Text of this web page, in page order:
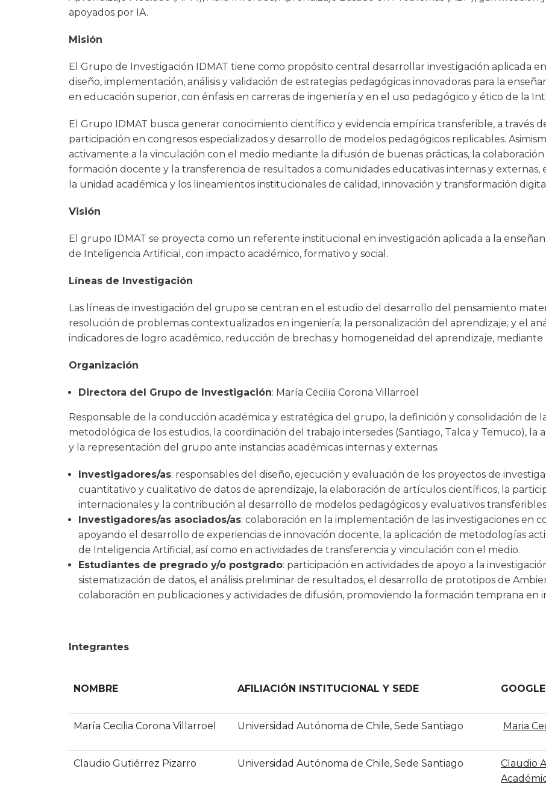
apoyados por IA.
Misión
El Grupo de Investigación IDMAT tiene como propósito central desarrollar investigación aplicada
diseño, implementación, análisis y validación de estrategias pedagógicas innovadoras para la
en educación superior, con énfasis en carreras de ingeniería y en el uso pedagógico y ético de la
El Grupo IDMAT busca generar conocimiento científico y evidencia empírica transferible, a través
participación en congresos especializados y desarrollo de modelos pedagógicos replicables.
activamente a la vinculación con el medio mediante la difusión de buenas prácticas, la colaboración
formación docente y la transferencia de resultados a comunidades educativas internas y
la unidad académica y los lineamientos institucionales de calidad, innovación y transformación
Visión
El grupo IDMAT se proyecta como un referente institucional en investigación aplicada a la
de Inteligencia Artificial, con impacto académico, formativo y social.
Líneas de Investigación
Las líneas de investigación del grupo se centran en el estudio del desarrollo del pensamiento
resolución de problemas contextualizados en ingeniería; la personalización del aprendizaje; y el
indicadores de logro académico, reducción de brechas y homogeneidad del aprendizaje,
Organización
Directora del Grupo de Investigación: María Cecilia Corona Villarroel
Responsable de la conducción académica y estratégica del grupo, la definición y consolidación de
metodológica de los estudios, la coordinación del trabajo intersedes (Santiago, Talca y Temuco),
y la representación del grupo ante instancias académicas internas y externas.
Investigadores/as: responsables del diseño, ejecución y evaluación de los proyectos de
cuantitativo y cualitativo de datos de aprendizaje, la elaboración de artículos científicos, la
internacionales y la contribución al desarrollo de modelos pedagógicos y evaluativos
Investigadores/as asociados/as: colaboración en la implementación de las investigaciones en
apoyando el desarrollo de experiencias de innovación docente, la aplicación de metodologías
de Inteligencia Artificial, así como en actividades de transferencia y vinculación con el medio.
Estudiantes de pregrado y/o postgrado: participación en actividades de apoyo a la
sistematización de datos, el análisis preliminar de resultados, el desarrollo de prototipos de
colaboración en publicaciones y actividades de difusión, promoviendo la formación temprana en
Integrantes
NOMBRE AFILIACIÓN INSTITUCIONAL Y SEDE
María Cecilia Corona Villarroel Universidad Autónoma de Chile, Sede Santiago ‪Maria
Claudio Gutiérrez Pizarro Universidad Autónoma de Chile, Sede Santiago
‪Claudio